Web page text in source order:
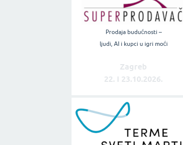
Prodaja budućnosti –
ljudi, AI i kupci u igri moći
Zagreb
22. i 23.10.2026.